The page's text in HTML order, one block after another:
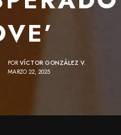
POR VÍCTOR GONZÁLEZ V.
MARZO 22, 2025